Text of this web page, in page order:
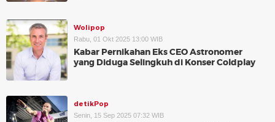
Wolipop
Rabu, 01 Okt 2025 13:00 WIB
Kabar Pernikahan Eks CEO Astronomer
yang Diduga Selingkuh di Konser Coldplay
detikPop
Senin, 15 Sep 2025 07:32 WIB